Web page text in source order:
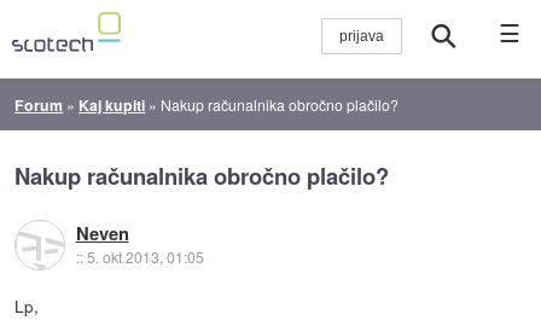
☰
Forum » Kaj kupiti » Nakup računalnika obročno plačilo?
Nakup računalnika obročno plačilo?
Neven
::5. okt 2013, 01:05
Lp,